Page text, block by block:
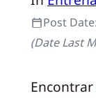
Post Date:
(Date Last